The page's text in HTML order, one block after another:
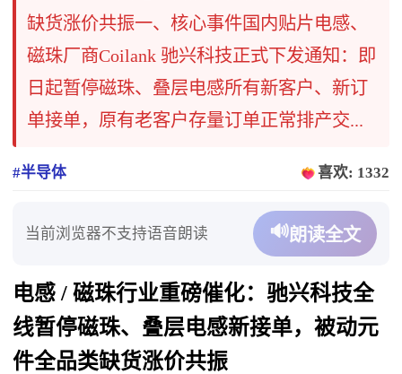
缺货涨价共振一、核心事件国内贴片电感、
磁珠厂商Coilank 驰兴科技正式下发通知：即
日起暂停磁珠、叠层电感所有新客户、新订
单接单，原有老客户存量订单正常排产交...
#半导体 喜欢: 1332
当前浏览器不支持语音朗读 🔊朗读全文
电感 / 磁珠行业重磅催化：驰兴科技全
线暂停磁珠、叠层电感新接单，被动元
件全品类缺货涨价共振